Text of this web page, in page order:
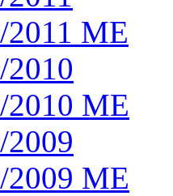
2011 ME
2010
2010 ME
2009
2009 ME